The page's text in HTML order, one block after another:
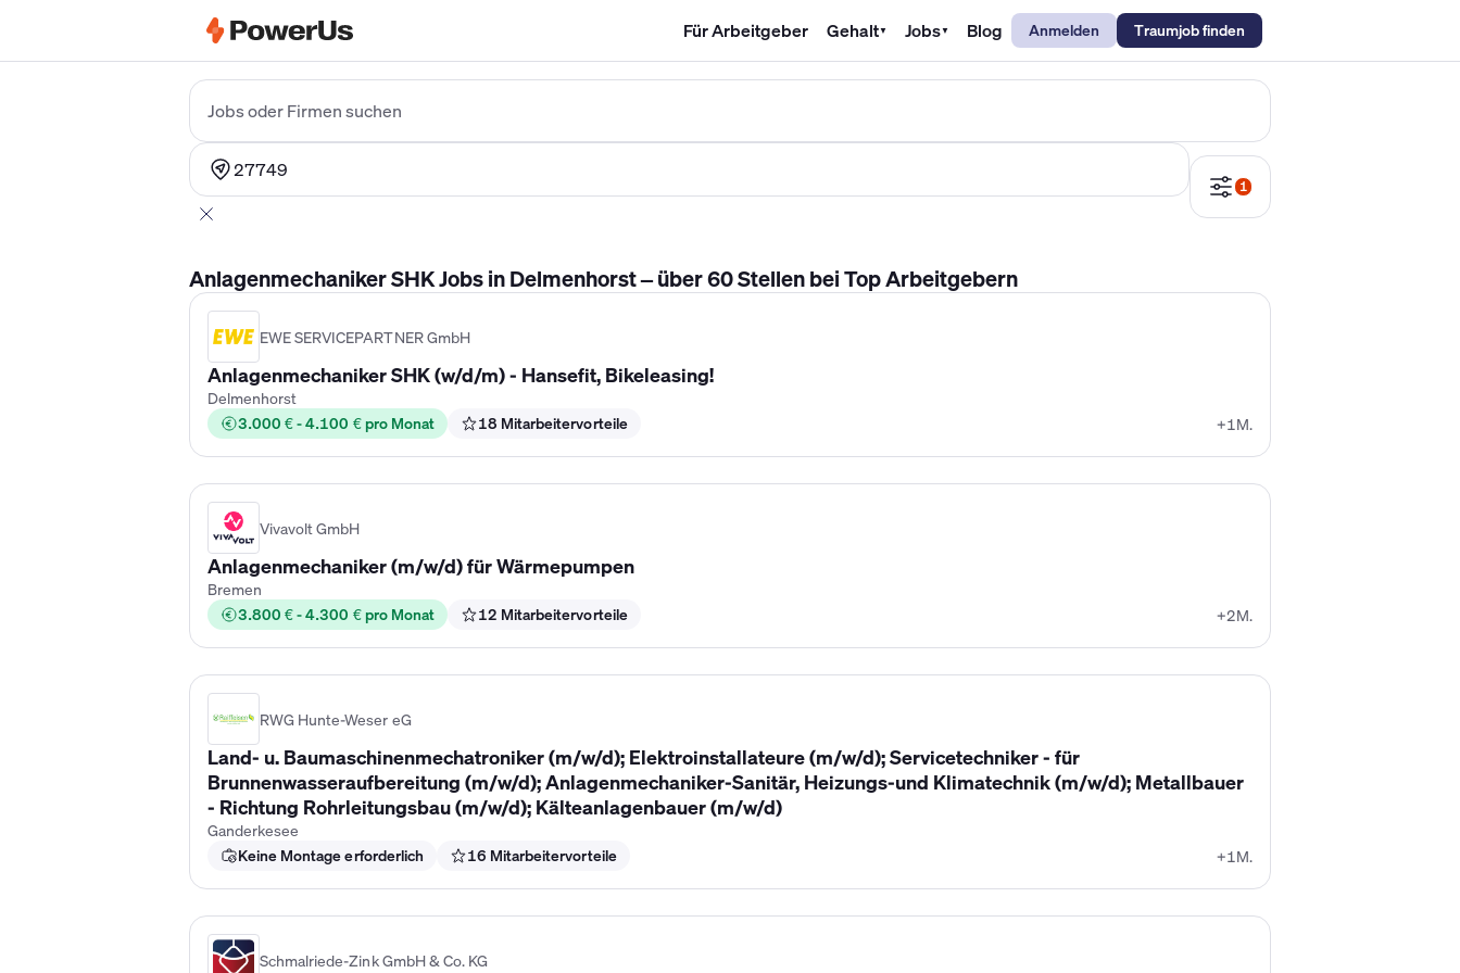
Für Arbeitgeber Gehalt▼ Jobs▼ Blog Anmelden Traumjob finden
Jobs oder Firmen suchen
27749
1
Anlagenmechaniker SHK Jobs in Delmenhorst – über 60 Stellen bei Top Arbeitgebern
EWE SERVICEPARTNER GmbH
Anlagenmechaniker SHK (w/d/m) - Hansefit, Bikeleasing!
Delmenhorst
3.000 € - 4.100 € pro Monat
18 Mitarbeitervorteile +1M.
Vivavolt GmbH
Anlagenmechaniker (m/w/d) für Wärmepumpen
Bremen
3.800 € - 4.300 € pro Monat
12 Mitarbeitervorteile +2M.
RWG Hunte-Weser eG
Land- u. Baumaschinenmechatroniker (m/w/d); Elektroinstallateure (m/w/d); Servicetechniker - für
Brunnenwasseraufbereitung (m/w/d); Anlagenmechaniker-Sanitär, Heizungs-und Klimatechnik (m/w/d); Metallbauer
- Richtung Rohrleitungsbau (m/w/d); Kälteanlagenbauer (m/w/d)
Ganderkesee
Keine Montage erforderlich
16 Mitarbeitervorteile +1M.
Schmalriede-Zink GmbH & Co. KG